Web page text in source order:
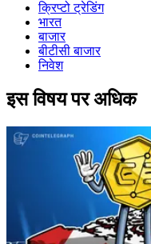
क्रिप्टो ट्रेडिंग
भारत
बाजार
बीटीसी बाजार
निवेश
इस विषय पर अधिक